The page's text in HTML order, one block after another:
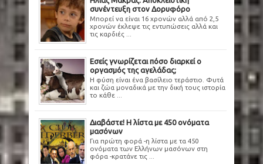
ΗΠΑ - Χαβάη: Θρίλερ σε παραθαλάσσιο
θέρετρο - 20χρονος σκότωσε άνδρα ενώ έτρεχε
γυμνός - Φώναζε «εγώ είμαι ο Ιησούς»
συνέντευξη στον Δορυφόρο
Μπορεί να είναι 16 χρονών αλλά από 2,5
χρονών έκλεψε τις εντυπώσεις αλλά και
τις καρδιές ...
Εσείς γνωρίζεται πόσο διαρκεί ο
οργασμός της αγελάδας;
Η φύση είναι ένα βασίλειο τεράστιο. Φυτά
και ζώα μοναδικά με την δική τους ιστορία
το κάθε ...
Διαβάστε! Η λίστα με 450 ονόματα
μασόνων
Για πρώτη φορά -η λίστα με τα 450
ονόματα των Ελλήνων μασόνων στη
φόρα -κρατάνε τις ...